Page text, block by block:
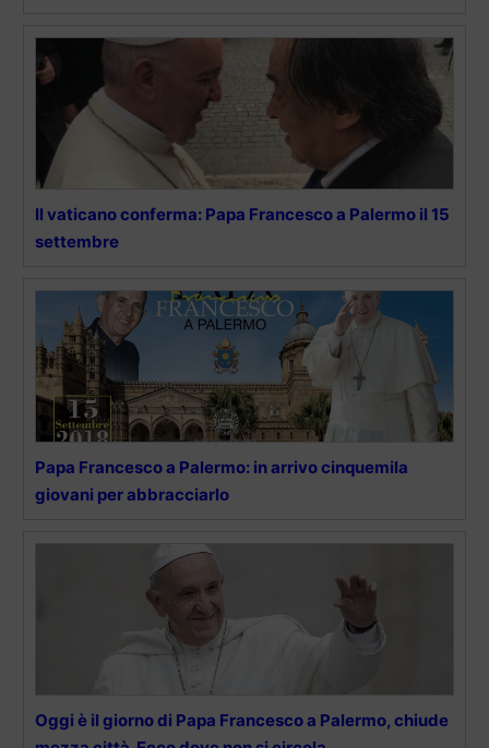
Il vaticano conferma: Papa Francesco a Palermo il 15
settembre
Papa Francesco a Palermo: in arrivo cinquemila
giovani per abbracciarlo
Oggi è il giorno di Papa Francesco a Palermo, chiude